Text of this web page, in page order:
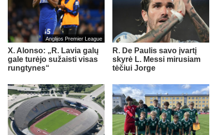
Anglijos Premier League
X. Alonso: „R. Lavia galų
gale turėjo sužaisti visas
rungtynes“
R. De Paulis savo įvartį
skyrė L. Messi mirusiam
tėčiui Jorge